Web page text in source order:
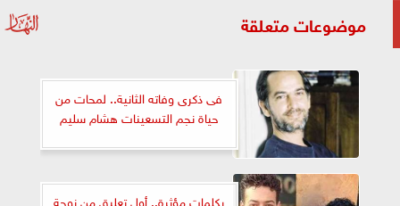
موضوعات متعلقة
فى ذكرى وفاته الثانية.. لمحات من
حياة نجم التسعينات هشام سليم
بكلمات مؤثرة.. أول تعليق من زوجة